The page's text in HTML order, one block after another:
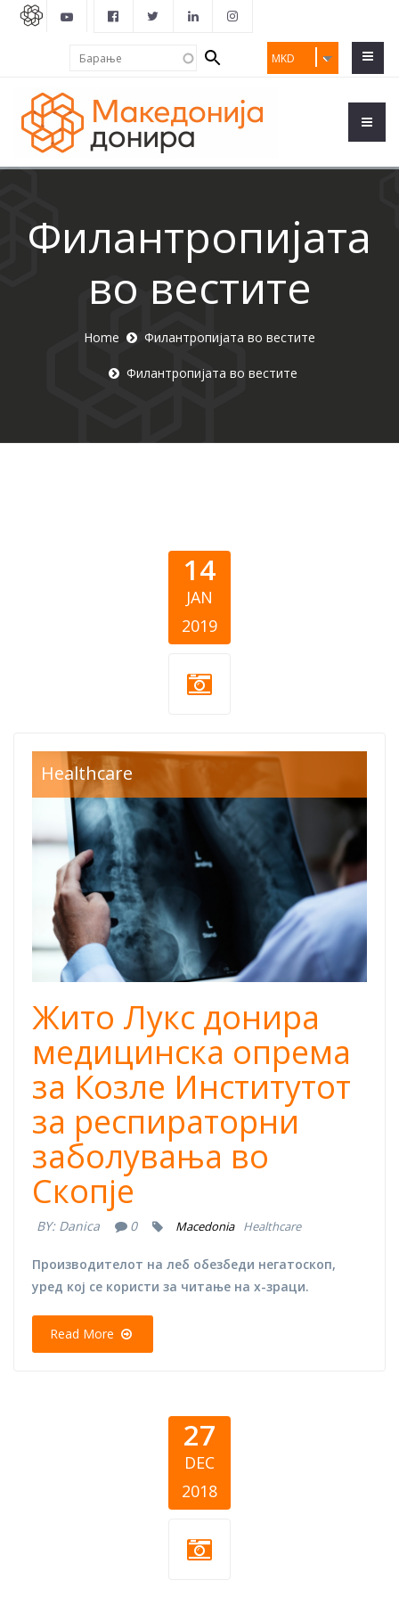
MKD
Search
form
Филантропијата
во вестите
Home Филантропијата во вестите
Филантропијата во вестите
14
JAN
2019
x ray.jpg
Healthcare
Жито Лукс донира
медицинска опрема
за Козле Институтот
за респираторни
заболувања во
Скопје
BY: Danica 0 Macedonia Healthcare
Производителот на леб обезбеди негатоскоп,
уред кој се користи за читање на х-зраци.
Read More
27
DEC
2018